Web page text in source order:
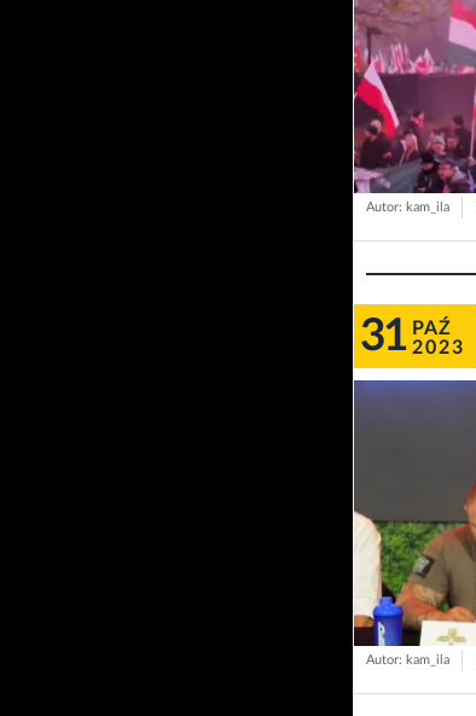
Autor: kam_ila
31 PAŹ
2023
Autor: kam_ila